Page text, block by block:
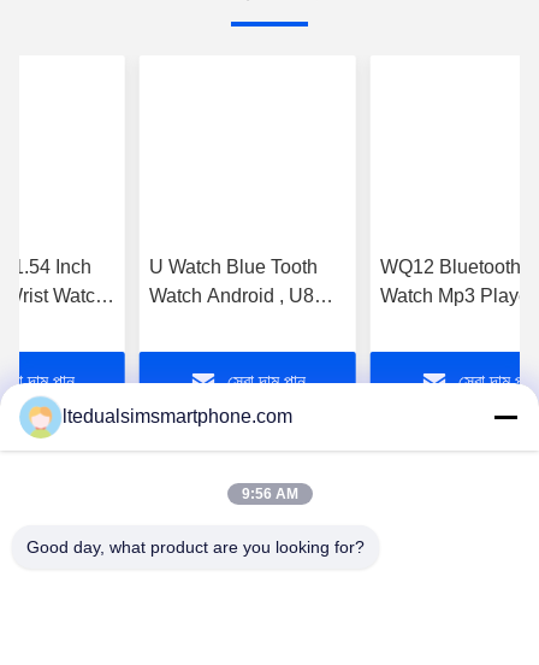
1.54 Inch
Watch
দাম পান
U Watch Blue Tooth
Watch Android , U8
Pedormeter Mp4
সেরা দাম পান
WQ12 Bluetooth
Watch Mp3 Player
Android
সেরা দাম পান
China Android Phone Online Marketplace
ltedualsimsmartphone.com
9:56 AM
Good day, what product are you looking for?